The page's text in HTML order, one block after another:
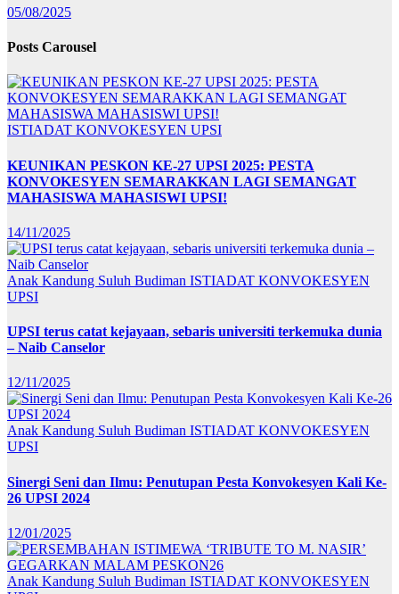
05/08/2025
Posts Carousel
ISTIADAT KONVOKESYEN UPSI
KEUNIKAN PESKON KE-27 UPSI 2025: PESTA
KONVOKESYEN SEMARAKKAN LAGI SEMANGAT
MAHASISWA MAHASISWI UPSI!
14/11/2025
Anak Kandung Suluh Budiman ISTIADAT KONVOKESYEN
UPSI
UPSI terus catat kejayaan, sebaris universiti terkemuka dunia
– Naib Canselor
12/11/2025
Anak Kandung Suluh Budiman ISTIADAT KONVOKESYEN
UPSI
Sinergi Seni dan Ilmu: Penutupan Pesta Konvokesyen Kali Ke-
26 UPSI 2024
12/01/2025
Anak Kandung Suluh Budiman ISTIADAT KONVOKESYEN